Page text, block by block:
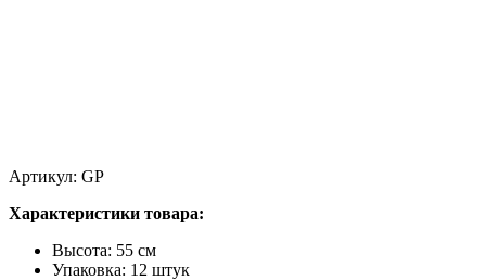
Артикул: GP
Характеристики товара:
Высота: 55 см
Упаковка: 12 штук